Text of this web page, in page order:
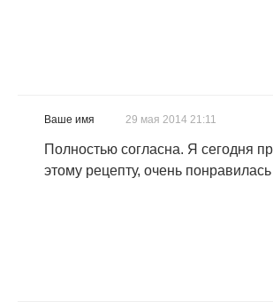
Ваше имя 29 мая 2014 21:11
Полностью согласна. Я сегодня
этому рецепту, очень